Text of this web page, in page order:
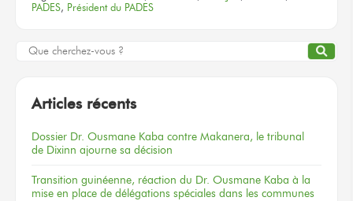
PADES, Président du PADES
Articles récents
Dossier Dr. Ousmane Kaba contre Makanera, le tribunal
de Dixinn ajourne sa décision
Transition guinéenne, réaction du Dr. Ousmane Kaba à la
mise en place de délégations spéciales dans les communes